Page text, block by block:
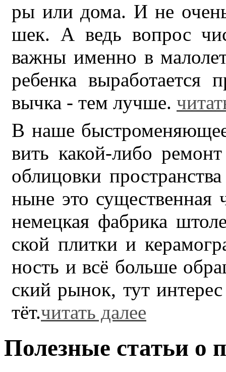
ры или до­ма. И не
шек. А ведь во­прос
важ­ны имен­но в
ре­бен­ка вы­ра­бо­та­ет­ся
выч­ка - тем луч­ше.
В на­ше
вить ка­кой-ли­бо
об­ли­цов­ки
ны­не это су­ще­ствен­ная
не­мец­кая фаб­ри­ка
ской плит­ки и
ность и всё боль­ше
ский ры­нок, тут
тёт.читать далее
Полезные статьи о